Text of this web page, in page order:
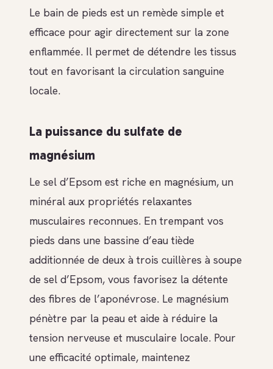
Le bain de pieds est un remède simple et
efficace pour agir directement sur la zone
enflammée. Il permet de détendre les tissus
tout en favorisant la circulation sanguine
locale.
La puissance du sulfate de
magnésium
Le sel d’Epsom est riche en magnésium, un
minéral aux propriétés relaxantes
musculaires reconnues. En trempant vos
pieds dans une bassine d’eau tiède
additionnée de deux à trois cuillères à soupe
de sel d’Epsom, vous favorisez la détente
des fibres de l’aponévrose. Le magnésium
pénètre par la peau et aide à réduire la
tension nerveuse et musculaire locale. Pour
une efficacité optimale, maintenez